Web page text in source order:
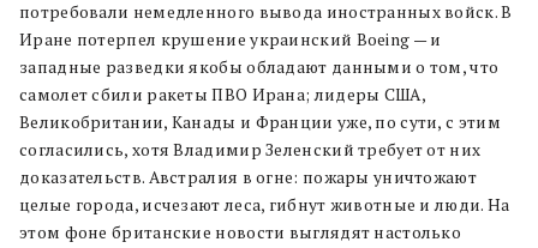
потребовали немедленного вывода иностранных войск. В
Иране потерпел крушение украинский Boeing — и
западные разведки якобы обладают данными о том, что
самолет сбили ракеты ПВО Ирана; лидеры США,
Великобритании, Канады и Франции уже, по сути, с этим
согласились, хотя Владимир Зеленский требует от них
доказательств. Австралия в огне: пожары уничтожают
целые города, исчезают леса, гибнут животные и люди. На
этом фоне британские новости выглядят настолько